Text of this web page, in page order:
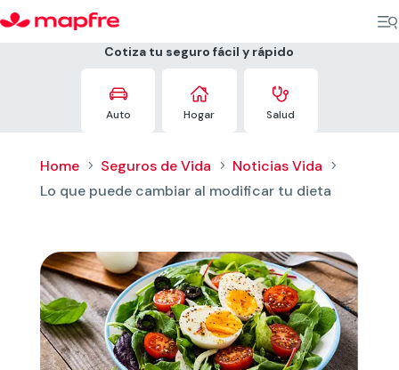
Cotiza tu seguro fácil y rápido

Auto

Hogar

Salud
Home 5 Seguros de Vida 5 Noticias Vida 5
Lo que puede cambiar al modificar tu dieta